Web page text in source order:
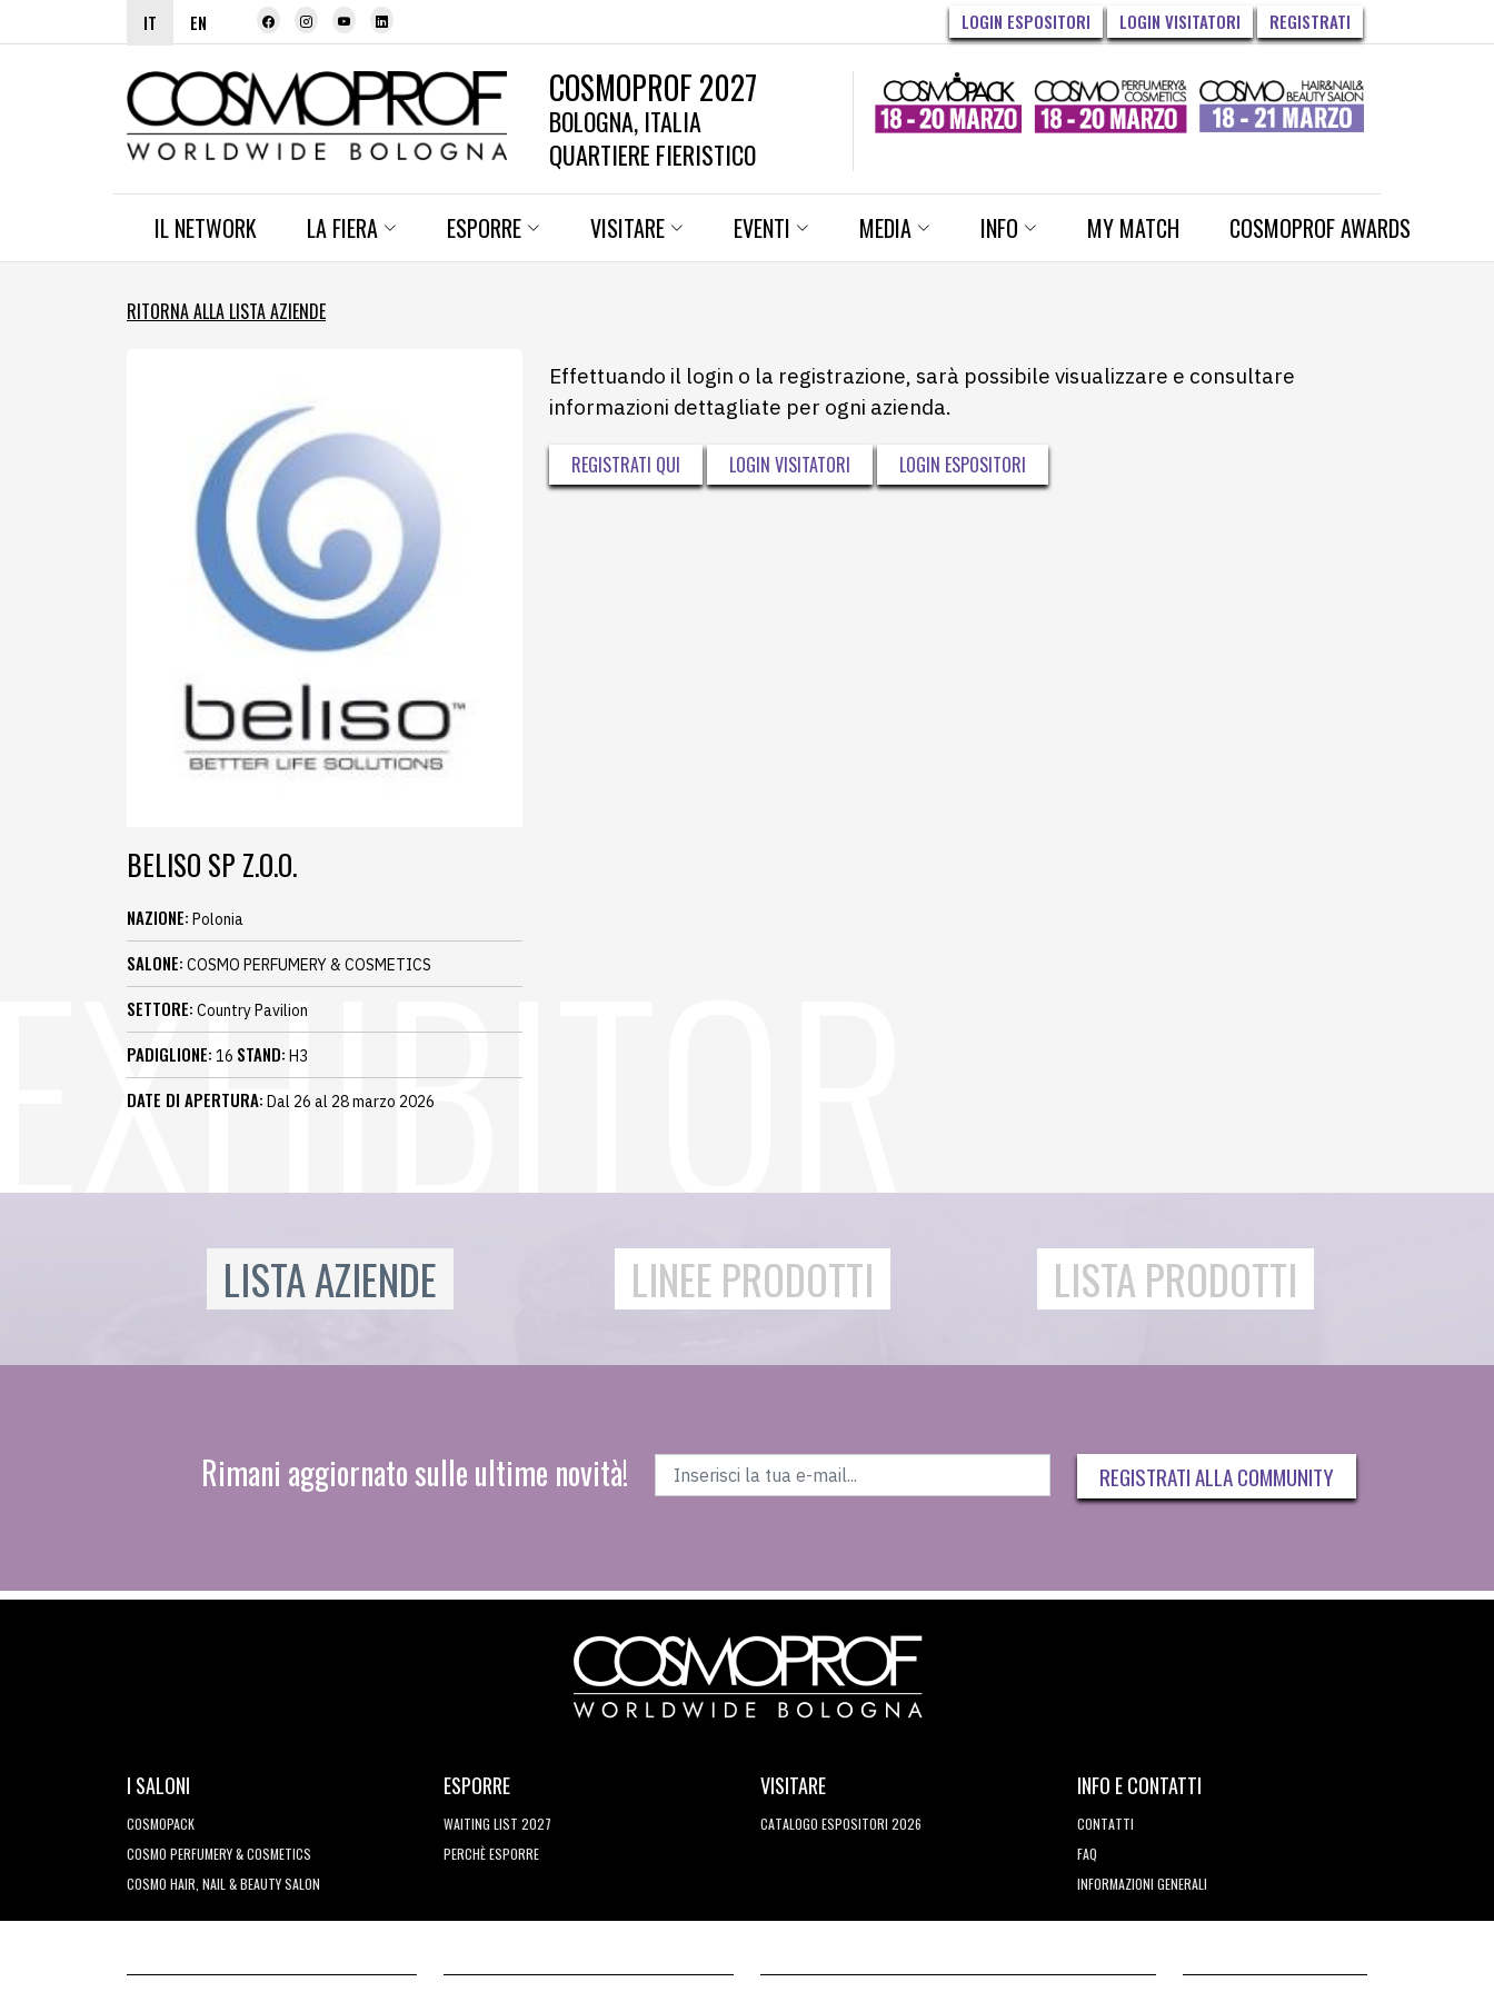
IT EN LOGIN ESPOSITORI LOGIN VISITATORI REGISTRATI
COSMOPROF 2027
BOLOGNA, ITALIA
QUARTIERE FIERISTICO
IL NETWORK LA FIERA ESPORRE VISITARE EVENTI MEDIA INFO MY MATCH COSMOPROF AWARDS
RITORNA ALLA LISTA AZIENDE
BELISO SP Z.O.O.
NAZIONE: Polonia
SALONE: COSMO PERFUMERY & COSMETICS
SETTORE: Country Pavilion
PADIGLIONE: 16 STAND: H3
DATE DI APERTURA: Dal 26 al 28 marzo 2026
Effettuando il login o la registrazione, sarà possibile visualizzare e consultare
informazioni dettagliate per ogni azienda.
REGISTRATI QUI LOGIN VISITATORI LOGIN ESPOSITORI
LISTA AZIENDE LINEE PRODOTTI LISTA PRODOTTI
Rimani aggiornato sulle ultime novità! REGISTRATI ALLA COMMUNITY
I SALONI
COSMOPACK
COSMO PERFUMERY & COSMETICS
COSMO HAIR, NAIL & BEAUTY SALON
ESPORRE
WAITING LIST 2027
PERCHÈ ESPORRE
VISITARE
CATALOGO ESPOSITORI 2026
INFO E CONTATTI
CONTATTI
FAQ
INFORMAZIONI GENERALI